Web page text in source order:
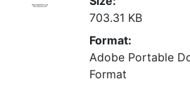
703.31 KB
Format:
Adobe Portable
Format